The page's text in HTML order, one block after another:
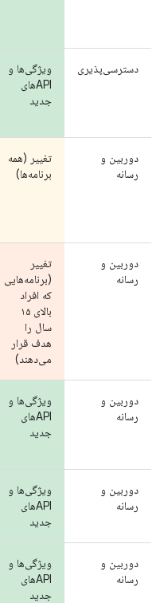
دسترسی‌پذیری
ویژگی‌ها و
APIهای
جدید
دوربین و
رسانه
تغییر (همه
برنامه‌ها)
دوربین و
رسانه
تغییر
(برنامه‌هایی
که افراد
بالای ۱۵
سال را
هدف قرار
می‌دهند)
دوربین و
رسانه
ویژگی‌ها و
APIهای
جدید
دوربین و
رسانه
ویژگی‌ها و
APIهای
جدید
دوربین و
رسانه
ویژگی‌ها و
APIهای
جدید